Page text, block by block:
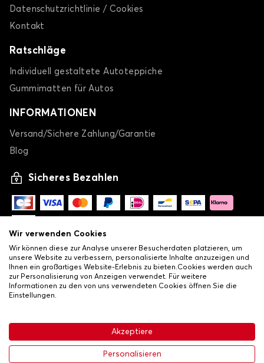
63,99 € In den Warenkorb
Datenschutzrichtlinie / Cookies
Kontakt
Ratschläge
Individuell gestaltete Autoteppiche
Gummimatten für Autos
INFORMATIONEN
Versand/Sichere Zahlung/Garantie
Blog
Sicheres Bezahlen
Allgemeine Verkaufsbedingungen•
Datenschutz- und Cookie-Richtlinie•Livraison
Wir verwenden Cookies
Wir können diese zur Analyse unserer Besucherdaten platzieren, um
unsere Website zu verbessern, personalisierte Inhalte anzuzeigen und
Ihnen ein großartiges Website-Erlebnis zu bieten.Cookies werden auch
zur Personalisierung von Anzeigen verwendet. Für weitere
Informationen zu den von uns verwendeten Cookies öffnen Sie die
Einstellungen.
Akzeptiere
Personalisieren